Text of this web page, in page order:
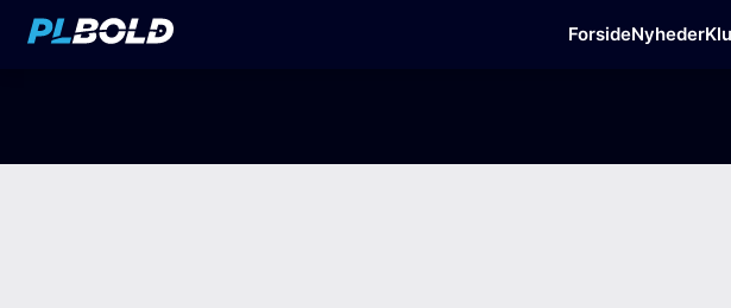
ForsideNyheder